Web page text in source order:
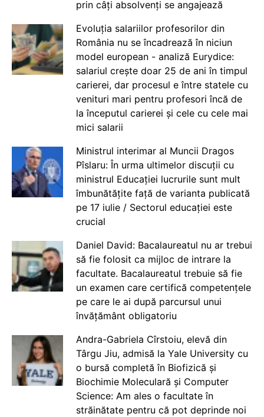
prin câți absolvenți se angajează
Evoluția salariilor profesorilor din
România nu se încadrează în niciun
model european - analiză Eurydice:
salariul crește doar 25 de ani în timpul
carierei, dar procesul e între statele cu
venituri mari pentru profesori încă de
la începutul carierei și cele cu cele mai
mici salarii
Ministrul interimar al Muncii Dragos
Pîslaru: În urma ultimelor discuții cu
ministrul Educației lucrurile sunt mult
îmbunătățite față de varianta publicată
pe 17 iulie / Sectorul educației este
crucial
Daniel David: Bacalaureatul nu ar trebui
să fie folosit ca mijloc de intrare la
facultate. Bacalaureatul trebuie să fie
un examen care certifică competențele
pe care le ai după parcursul unui
învățământ obligatoriu
Andra-Gabriela Cîrstoiu, elevă din
Târgu Jiu, admisă la Yale University cu
o bursă completă în Biofizică și
Biochimie Moleculară și Computer
Science: Am ales o facultate în
străinătate pentru că pot deprinde noi